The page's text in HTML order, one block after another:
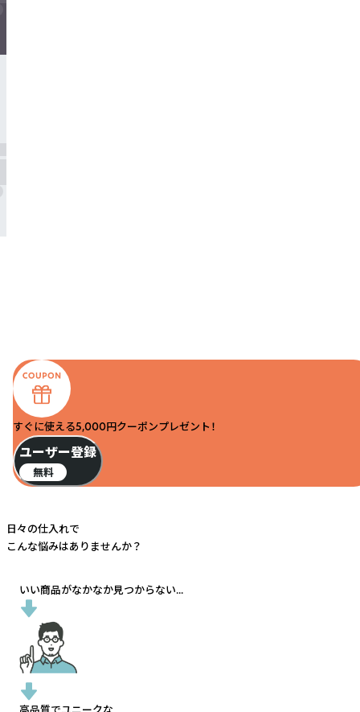
すぐに使える5,000円クーポンプレゼント！
ユーザー登録
無料
日々の仕入れで
こんな悩みはありませんか？
いい商品がなかなか見つからない...